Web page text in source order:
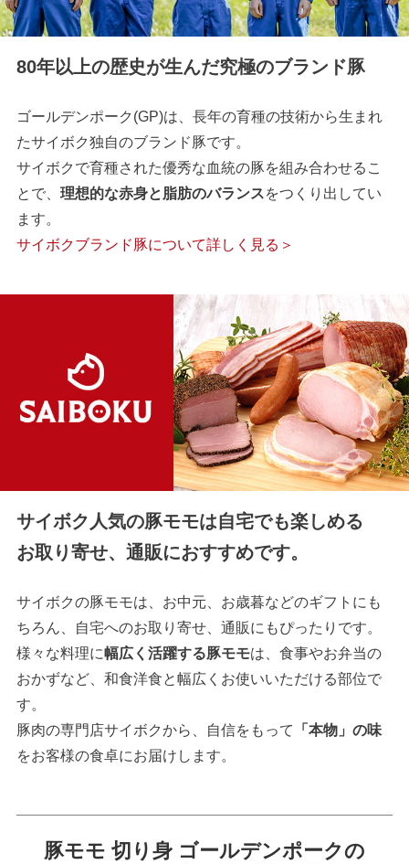
80年以上の歴史が生んだ究極のブランド豚
ゴールデンポーク(GP)は、長年の育種の技術から生まれ
たサイボク独自のブランド豚です。
サイボクで育種された優秀な血統の豚を組み合わせるこ
とで、 理想的な赤身と脂肪のバランスをつくり出してい
ます。
サイボクブランド豚について詳しく見る＞
サイボク人気の豚モモは自宅でも楽しめる
お取り寄せ、通販におすすめです。
サイボクの豚モモは、お中元、お歳暮などのギフトにも
ちろん、自宅へのお取り寄せ、通販にもぴったりです。
様々な料理に幅広く活躍する豚モモは、食事やお弁当の
おかずなど、和食洋食と幅広くお使いいただける部位で
す。
豚肉の専門店サイボクから、自信をもって
「本物」の味
をお客様の食卓にお届けします。
豚モモ 切り身 ゴールデンポークの